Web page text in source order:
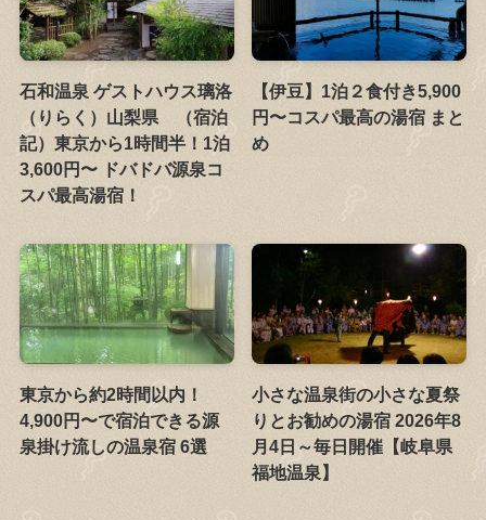
石和温泉 ゲストハウス璃洛
（りらく）山梨県 （宿泊
記）東京から1時間半！1泊
3,600円〜 ドバドバ源泉コ
スパ最高湯宿！
【伊豆】1泊２食付き5,900
円〜コスパ最高の湯宿 まと
め
東京から約2時間以内！
4,900円〜で宿泊できる源
泉掛け流しの温泉宿 6選
小さな温泉街の小さな夏祭
りとお勧めの湯宿 2026年8
月4日～毎日開催【岐阜県
福地温泉】